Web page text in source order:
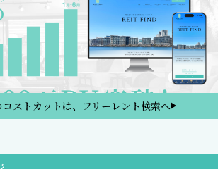
ストカットは、フリーレント検索へ